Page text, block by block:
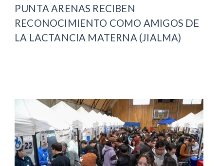
PUNTA ARENAS RECIBEN
RECONOCIMIENTO COMO AMIGOS DE
LA LACTANCIA MATERNA (JIALMA)